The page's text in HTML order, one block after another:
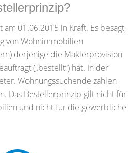
01.06.2015 in Kraft. Es besagt,
von Wohnimmobilien
derjenige die Maklerprovision
(„bestellt“) hat. In der
Wohnungssuchende zahlen
Das Bestellerprinzip gilt nicht für
und nicht für die gewerbliche